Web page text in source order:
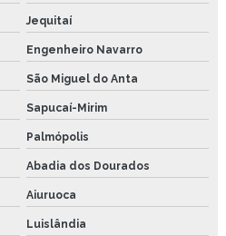
Jequitaí
Engenheiro Navarro
São Miguel do Anta
Sapucaí-Mirim
Palmópolis
Abadia dos Dourados
Aiuruoca
Luislândia